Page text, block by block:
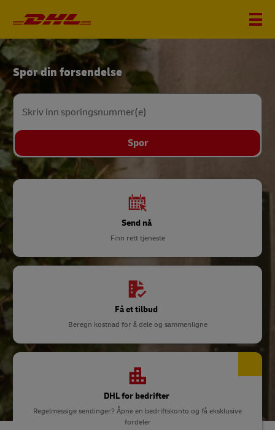
DHL
Home
Spor din forsendelse
Skriv inn sporingsnummer(e)
Spor
Send nå
Finn rett tjeneste
Få et tilbud
Beregn kostnad for å dele og sammenligne
DHL for bedrifter
Regelmessige sendinger? Åpne en bedriftskonto og få eksklusive
fordeler